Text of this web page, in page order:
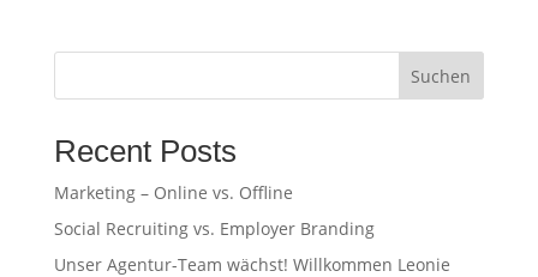
Suchen
Recent Posts
Marketing – Online vs. Offline
Social Recruiting vs. Employer Branding
Unser Agentur-Team wächst! Willkommen Leonie